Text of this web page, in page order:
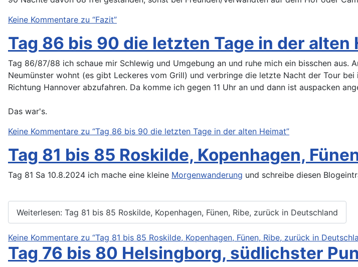
Keine Kommentare zu “Fazit”
Tag 86 bis 90 die letzten Tage in der alten
Tag 86/87/88 ich schaue mir Schlewig und Umgebung an und ruhe mich ein bisschen
Neumünster wohnt (es gibt Leckeres vom Grill) und verbringe die letzte Nacht der Tour
Richtung Hannover abzufahren. Da komme ich gegen 11 Uhr an und dann ist auspacken
Das war's.
Keine Kommentare zu “Tag 86 bis 90 die letzten Tage in der alten Heimat”
Tag 81 bis 85 Roskilde, Kopenhagen,
Tag 81 Sa 10.8.2024 ich mache eine kleine Morgenwanderung und schreibe diesen
Weiterlesen: Tag 81 bis 85 Roskilde, Kopenhagen, Fünen, Ribe, zurück in Deutschland
Keine Kommentare zu “Tag 81 bis 85 Roskilde, Kopenhagen, Fünen, Ribe, zurück in
Tag 76 bis 80 Helsingborg, südlichster